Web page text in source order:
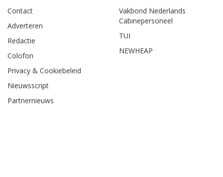
Contact
Adverteren
Redactie
Colofon
Privacy & Cookiebeleid
Nieuwsscript
Partnernieuws
Vakbond Nederlands
Cabinepersoneel
TUI
NEWHEAP